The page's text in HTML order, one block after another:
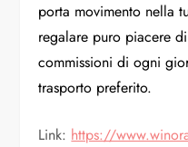
porta movimento nella
regalare puro piacere
commissioni di ogni
trasporto preferito.
Link: https://